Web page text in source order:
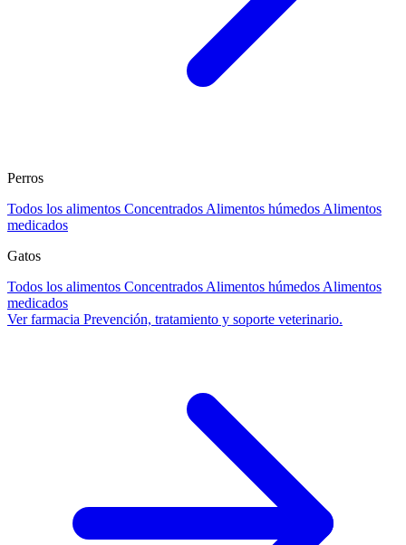
Perros
Todos los alimentos Concentrados Alimentos húmedos Alimentos
medicados
Gatos
Todos los alimentos Concentrados Alimentos húmedos Alimentos
medicados
Ver farmacia Prevención, tratamiento y soporte veterinario.